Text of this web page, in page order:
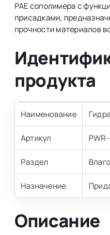
PAE сополимера с
присадками,
прочности материалов
продукта
Наименование
Артикул
Раздел
Назначение
Описание